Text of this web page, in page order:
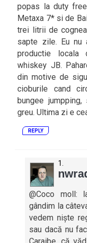
popas la duty
Metaxa 7* si de
trei litrii de
sapte zile. Eu nu
productie locala
whiskey JB.
din motive de
cioburile cand
bungee jumpping,
greu. Ultima zi e
REPLY
@Coco moll:
gândim la
vedem niște
sau dacă nu
Caraibe, că